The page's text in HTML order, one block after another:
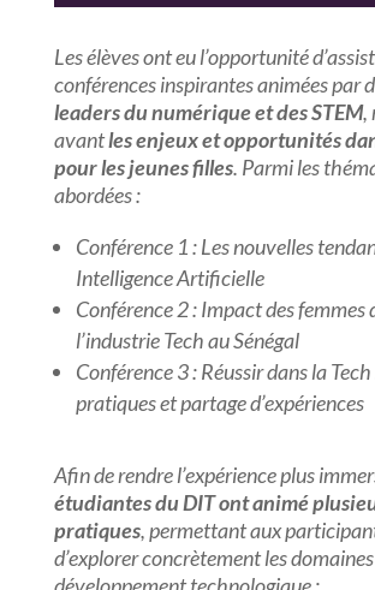
Les élèves ont eu l’opportunité
conférences inspirantes animées par
leaders du numérique et des STEM,
avantles enjeux et opportunités
pour les jeunes filles. Parmi les
abordées :
Conférence 1 : Les nouvelles
Intelligence Artificielle
Conférence 2 : Impact des femmes
l’industrie Tech au Sénégal
Conférence 3 : Réussir dans la
pratiques et partage d’expériences
Afin de rendre l’expérience plus
étudiantes du DIT ont animé
pratiques, permettant aux
d’explorer concrètement les